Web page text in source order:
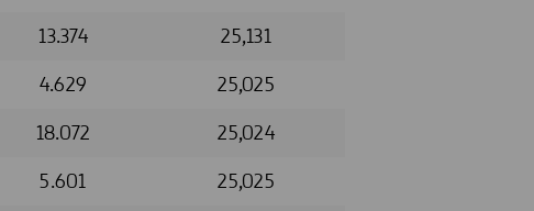
13.374
25,131
4.629
25,025
18.072
25,024
5.601
25,025